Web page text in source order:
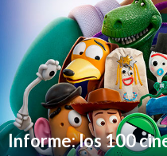
Informe: los 100